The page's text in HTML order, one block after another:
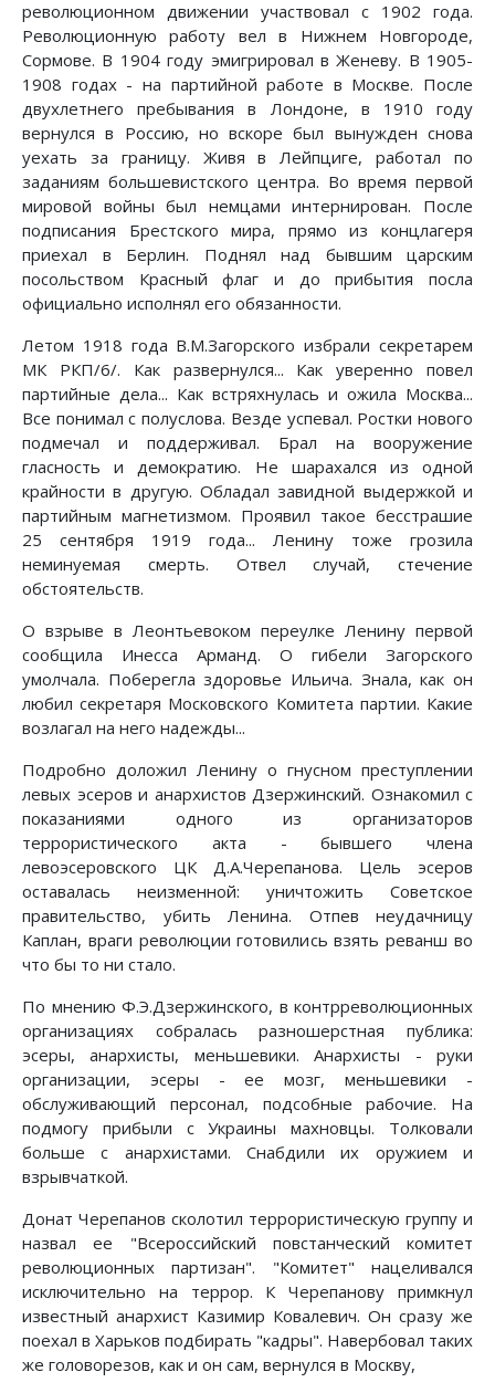
революционном движении участвовал с 1902 года.
Революционную работу вел в Нижнем Новгороде,
Сормове. В 1904 году эмигрировал в Женеву. В 1905-
1908 годах - на партийной работе в Москве. После
двухлетнего пребывания в Лондоне, в 1910 году
вернулся в Россию, но вскоре был вынужден снова
уехать за границу. Живя в Лейпциге, работал по
заданиям большевистского центра. Во время первой
мировой войны был немцами интернирован. После
подписания Брестского мира, прямо из концлагеря
приехал в Берлин. Поднял над бывшим царским
посольством Красный флаг и до прибытия посла
официально исполнял его обязанности.
Летом 1918 года В.М.Загорского избрали секретарем
МК РКП/6/. Как развернулся... Как уверенно повел
партийные дела... Как встряхнулась и ожила Москва...
Все понимал с полуслова. Везде успевал. Ростки нового
подмечал и поддерживал. Брал на вооружение
гласность и демократию. Не шарахался из одной
крайности в другую. Обладал завидной выдержкой и
партийным магнетизмом. Проявил такое бесстрашие
25 сентября 1919 года... Ленину тоже грозила
неминуемая смерть. Отвел случай, стечение
обстоятельств.
О взрыве в Леонтьевоком переулке Ленину первой
сообщила Инесса Арманд. О гибели Загорского
умолчала. Поберегла здоровье Ильича. Знала, как он
любил секретаря Московского Комитета партии. Какие
возлагал на него надежды...
Подробно доложил Ленину о гнусном преступлении
левых эсеров и анархистов Дзержинский. Ознакомил с
показаниями одного из организаторов
террористического акта - бывшего члена
левоэсеровского ЦК Д.А.Черепанова. Цель эсеров
оставалась неизменной: уничтожить Советское
правительство, убить Ленина. Отпев неудачницу
Каплан, враги революции готовились взять реванш во
что бы то ни стало.
По мнению Ф.Э.Дзержинского, в контрреволюционных
организациях собралась разношерстная публика:
эсеры, анархисты, меньшевики. Анархисты - руки
организации, эсеры - ее мозг, меньшевики -
обслуживающий персонал, подсобные рабочие. На
подмогу прибыли с Украины махновцы. Толковали
больше с анархистами. Снабдили их оружием и
взрывчаткой.
Донат Черепанов сколотил террористическую группу и
назвал ее "Всероссийский повстанческий комитет
революционных партизан". "Комитет" нацеливался
исключительно на террор. К Черепанову примкнул
известный анархист Казимир Ковалевич. Он сразу же
поехал в Харьков подбирать "кадры". Навербовал таких
же головорезов, как и он сам, вернулся в Москву,